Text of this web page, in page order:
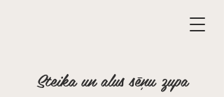
Steika un alus sēņu zupa